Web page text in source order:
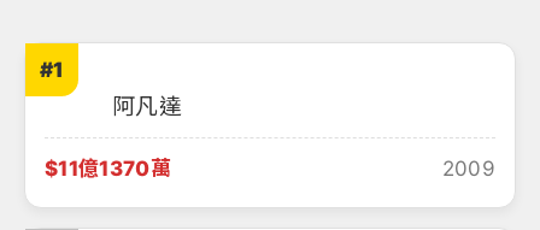
#1
阿凡達
$11億1370萬 2009